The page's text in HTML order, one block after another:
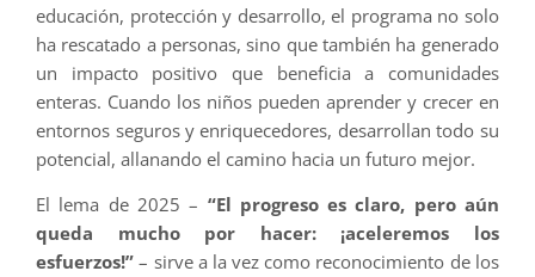
educación, protección y desarrollo, el programa no solo
ha rescatado a personas, sino que también ha generado
un impacto positivo que beneficia a comunidades
enteras. Cuando los niños pueden aprender y crecer en
entornos seguros y enriquecedores, desarrollan todo su
potencial, allanando el camino hacia un futuro mejor.
El lema de 2025 – “El progreso es claro, pero aún
queda mucho por hacer: ¡aceleremos los
esfuerzos!” – sirve a la vez como reconocimiento de los